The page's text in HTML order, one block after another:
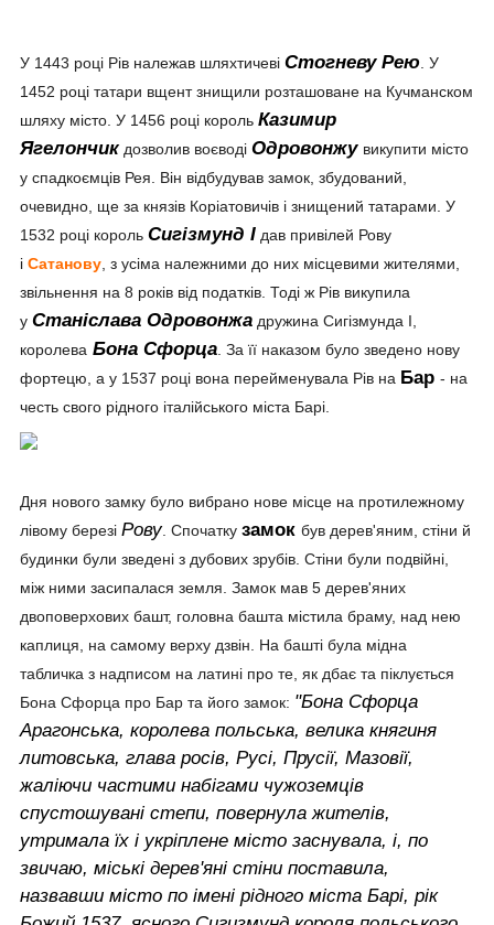
У 1443 році Рів належав шляхтичеві Стогневу Рею . У
1452 році татари вщент знищили розташоване на Кучманском
шляху місто. У 1456 році король Казимир
Ягелончик дозволив воєводі Одровонжу викупити місто
у спадкоємців Рея. Він відбудував замок, збудований,
очевидно, ще за князів Коріатовичів і знищений татарами. У
1532 році король Сигізмунд І дав привілей Рову
і Сатанову , з усіма належними до них місцевими жителями,
звільнення на 8 років від податків. Тоді ж Рів викупила
у Станіслава Одровонжа дружина Сигізмунда І,
королева Бона Сфорца . За її наказом було зведено нову
фортецю, а у 1537 році вона перейменувала Рів на Бар - на
честь свого рідного італійського міста Барі.
Дня нового замку було вибрано нове місце на протилежному
лівому березі Рову. Спочатку замок був дерев'яним, стіни й
будинки були зведені з дубових зрубів. Стіни були подвійні,
між ними засипалася земля. Замок мав 5 дерев'яних
двоповерхових башт, головна башта містила браму, над нею
каплиця, на самому верху дзвін. На башті була мідна
табличка з надписом на латині про те, як дбає та піклується
Бона Сфорца про Бар та його замок: "Бона Сфорца
Арагонська, королева польська, велика княгиня
литовська, глава росів, Русі, Прусії, Мазовії,
жаліючи частими набігами чужоземців
спустошувані степи, повернула жителів,
утримала їх і укріплене місто заснувала, і, по
звичаю, міські дерев'яні стіни поставила,
назвавши місто по імені рідного міста Барі, рік